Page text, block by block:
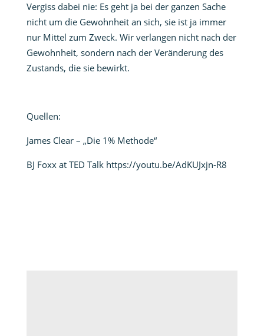
Vergiss dabei nie: Es geht ja bei der ganzen Sache
nicht um die Gewohnheit an sich, sie ist ja immer
nur Mittel zum Zweck. Wir verlangen nicht nach der
Gewohnheit, sondern nach der Veränderung des
Zustands, die sie bewirkt.
Quellen:
James Clear – „Die 1% Methode“
BJ Foxx at TED Talk https://youtu.be/AdKUJxjn-R8